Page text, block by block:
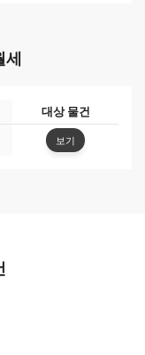
대상 물건
보기